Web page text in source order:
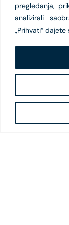
pregledanja,
analizirali
„Prihvati“